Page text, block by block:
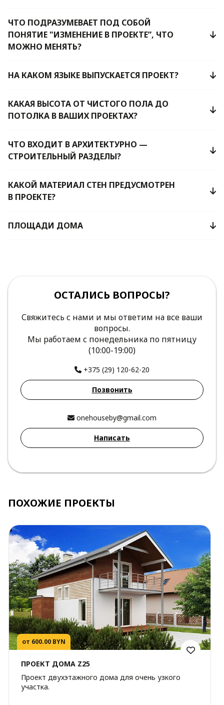
ЧТО ПОДРАЗУМЕВАЕТ ПОД СОБОЙ
ПОНЯТИЕ "ИЗМЕНЕНИЕ В ПРОЕКТЕ”, ЧТО
МОЖНО МЕНЯТЬ?
НА КАКОМ ЯЗЫКЕ ВЫПУСКАЕТСЯ ПРОЕКТ?
КАКАЯ ВЫСОТА ОТ ЧИСТОГО ПОЛА ДО
ПОТОЛКА В ВАШИХ ПРОЕКТАХ?
ЧТО ВХОДИТ В АРХИТЕКТУРНО —
СТРОИТЕЛЬНЫЙ РАЗДЕЛЫ?
КАКОЙ МАТЕРИАЛ СТЕН ПРЕДУСМОТРЕН
В ПРОЕКТЕ?
ПЛОЩАДИ ДОМА
ОСТАЛИСЬ ВОПРОСЫ?
Свяжитесь с нами и мы ответим на все ваши
вопросы.
Мы работаем с понедельника по пятницу
(10:00-19:00)
+375 (29) 120-62-20
Позвонить
onehouseby@gmail.com
Написать
ПОХОЖИЕ ПРОЕКТЫ
от 600.00 BYN
ПРОЕКТ ДОМА Z25
Проект двухэтажного дома для очень узкого
участка.